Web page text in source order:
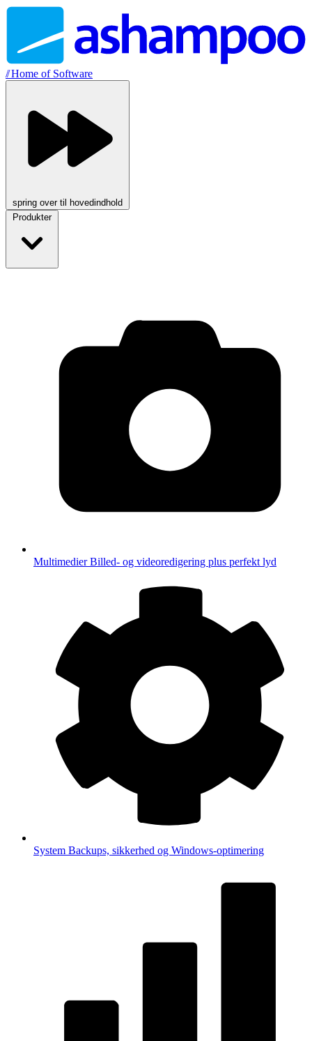
//Home of Software
spring over til hovedindhold
Produkter
MultimedierBilled- og videoredigering plus perfekt lyd
System Backups, sikkerhed og Windows-optimering